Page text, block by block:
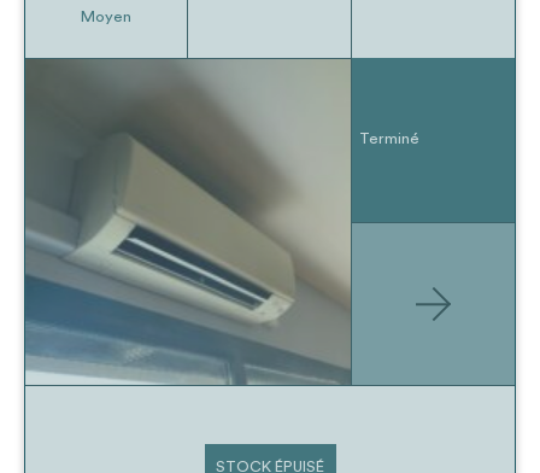
Moyen
Terminé
STOCK ÉPUISÉ